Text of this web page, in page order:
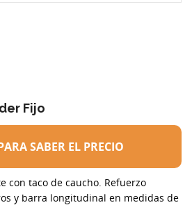
Fijo
SABER EL PRECIO
con taco de caucho. Refuerzo
y barra longitudinal en medidas de